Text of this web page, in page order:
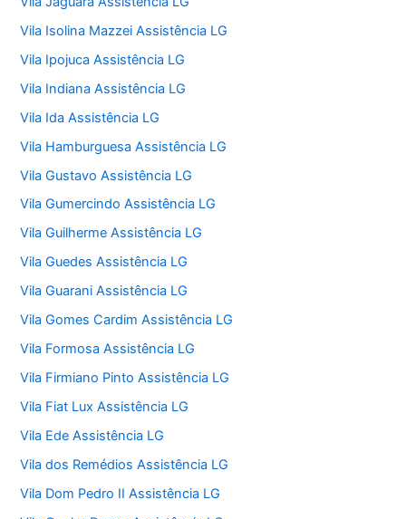
Vila Isolina Mazzei Assistência LG
Vila Ipojuca Assistência LG
Vila Indiana Assistência LG
Vila Ida Assistência LG
Vila Hamburguesa Assistência LG
Vila Gustavo Assistência LG
Vila Gumercindo Assistência LG
Vila Guilherme Assistência LG
Vila Guedes Assistência LG
Vila Guarani Assistência LG
Vila Gomes Cardim Assistência LG
Vila Formosa Assistência LG
Vila Firmiano Pinto Assistência LG
Vila Fiat Lux Assistência LG
Vila Ede Assistência LG
Vila dos Remédios Assistência LG
Vila Dom Pedro II Assistência LG